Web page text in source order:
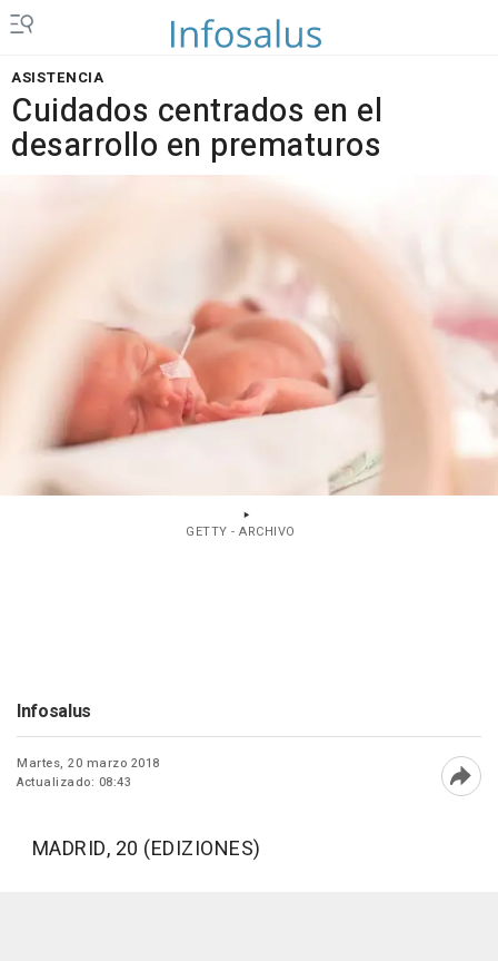
ASISTENCIA
Cuidados centrados en el
desarrollo en prematuros
GETTY - ARCHIVO
Infosalus
Martes, 20 marzo 2018
Actualizado: 08:43
MADRID, 20 (EDIZIONES)